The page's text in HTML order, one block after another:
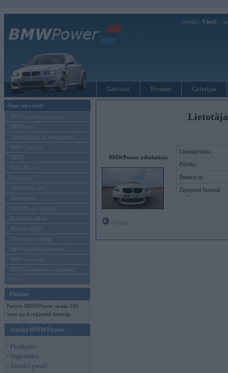
Sveiks, Viesi!
Galvenā Forums Galerijas
Ziņas un raksti
BMW modeļu jaunumi
BMW testi
Tehnoloģijas & sasniegumi
BMW Latvijā
MINI
Rolls-Royce
Pasākumi
Vadāmības tests
Autosports
BMWPower aktuāli
Reklāmas raksti
Mēneša BMW
Sērijveida tūnings
BMW pasaules jaunumi
BMW koncepti
BMW konkurentu jaunumi
Moto
Online
Pašreiz BMWPower skatās 160
viesi un 4 reģistrēti lietotāji.
Ienākt BMWPower
• Pieslēgties
• Reģistrēties
• Aizmirsi paroli?
BMWPower atbalstītājs
Lietotājvārds:
Pilsēta:
Braucu ar:
Ziņojumi forumā: